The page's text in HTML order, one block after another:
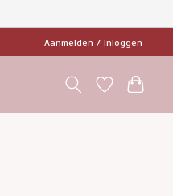
Aanmelden / Inloggen